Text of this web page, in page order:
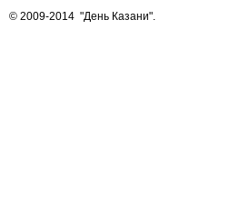
© 2009-2014 "День Казани".